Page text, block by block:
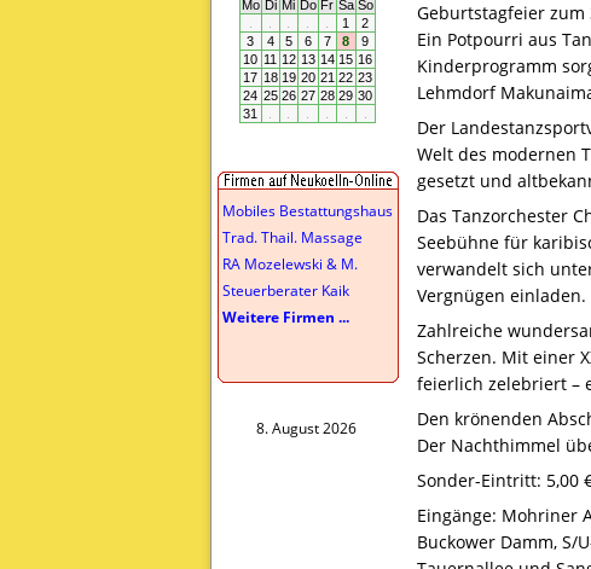
Mobiles Bestattungshaus
Trad. Thail. Massage
RA Mozelewski & M.
Steuerberater Kaik
Weitere Firmen ...
8. August 2026
Geburtstagfeier zum
Ein Potpourri aus
Kinderprogramm
Lehmdorf
Der
Welt des modernen
gesetzt und
Das Tanzorchester
Seebühne für
verwandelt sich
Vergnügen einladen.
Zahlreiche
Scherzen. Mit einer
feierlich zelebriert –
Den krönenden
Der Nachthimmel
Sonder-Eintritt: 5,00
Eingänge: Mohriner
Buckower Damm, S/